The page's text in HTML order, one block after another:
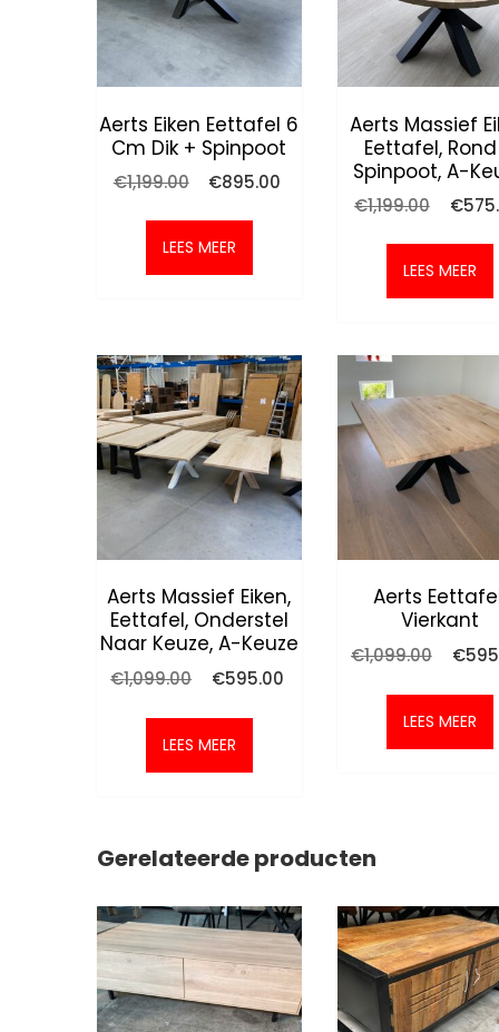
Aerts Eiken Eettafel 6
Cm Dik + Spinpoot
€1,199.00
Oorspronkelijke
was:
€1,199.00.
€895.00
Huidige
LEES MEER
Aerts Massief
Eettafel,
Spinpoot, A-
€1,199.00
was:
€
LEES MEER
Aerts Massief Eiken,
Eettafel, Onderstel
Naar Keuze, A-Keuze
€1,099.00
Oorspronkelijke
was:
€1,099.00.
€595.00
LEES MEER
Aerts
Vierkant
€1,099.00
was:
€
LEES MEER
Gerelateerde producten